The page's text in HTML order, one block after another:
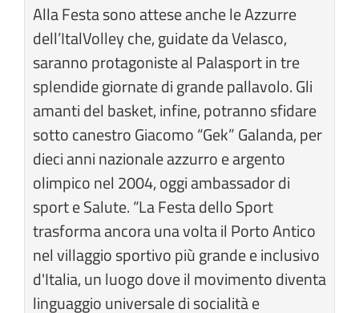
Alla Festa sono attese anche le Azzurre
dell’ItalVolley che, guidate da Velasco,
saranno protagoniste al Palasport in tre
splendide giornate di grande pallavolo. Gli
amanti del basket, infine, potranno sfidare
sotto canestro Giacomo “Gek” Galanda, per
dieci anni nazionale azzurro e argento
olimpico nel 2004, oggi ambassador di
sport e Salute. “La Festa dello Sport
trasforma ancora una volta il Porto Antico
nel villaggio sportivo più grande e inclusivo
d'Italia, un luogo dove il movimento diventa
linguaggio universale di socialità e